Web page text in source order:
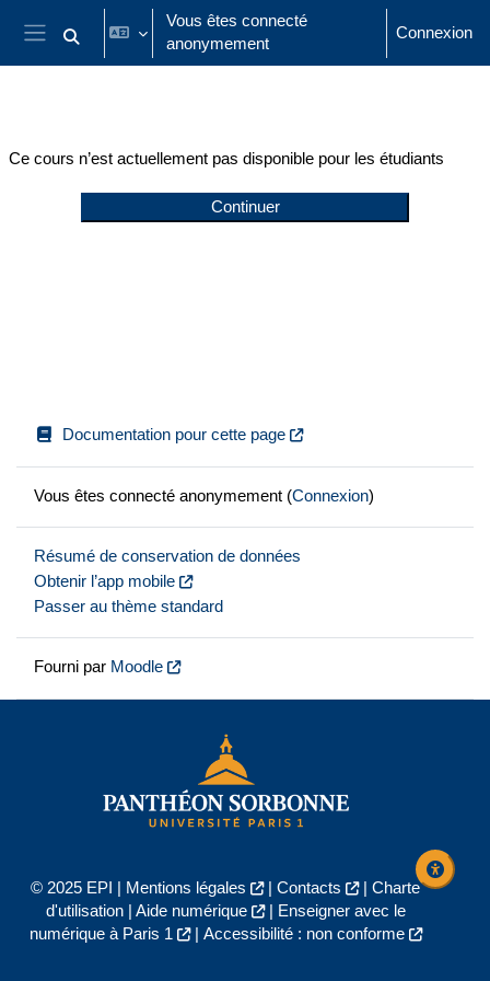
Passer au contenu principal
Panneau latéral
Activer/désactiver la saisie de recherche
Vous êtes connecté
anonymement
Connexion
Ce cours n’est actuellement pas disponible pour les étudiants
Continuer
Documentation pour cette page
Vous êtes connecté anonymement (Connexion)
Résumé de conservation de données
Obtenir l’app mobile
Passer au thème standard
Fourni par Moodle
© 2025 EPI | Mentions légales | Contacts | Charte
d'utilisation| Aide numérique |
Enseigner avec le
numérique à Paris 1
| Accessibilité : non conforme